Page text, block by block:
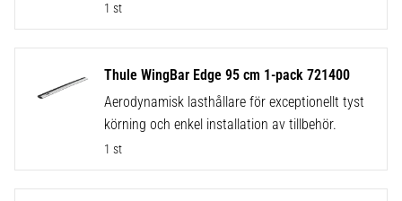
1 st
Thule WingBar Edge 95 cm 1-pack 721400
Aerodynamisk lasthållare för exceptionellt tyst
körning och enkel installation av tillbehör.
1 st